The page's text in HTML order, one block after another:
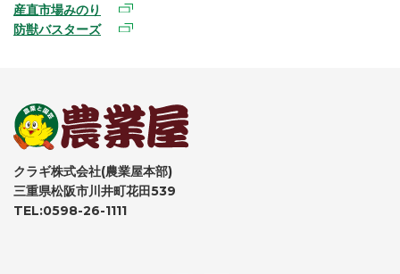
産直市場みのり
防獣バスターズ
クラギ株式会社(農業屋本部)
三重県松阪市川井町花田539
TEL:0598-26-1111